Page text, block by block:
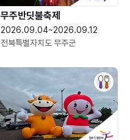
무주반딧불축제
2026.09.04~2026.09.12
전북특별자치도 무주군